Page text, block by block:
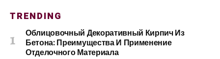
TRENDING
Облицовочный Декоративный Кирпич Из
Бетона: Преимущества И Применение
Отделочного Материала